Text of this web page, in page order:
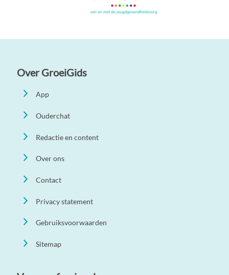
Over GroeiGids
App
Ouderchat
Redactie en content
Over ons
Contact
Privacy statement
Gebruiksvoorwaarden
Sitemap